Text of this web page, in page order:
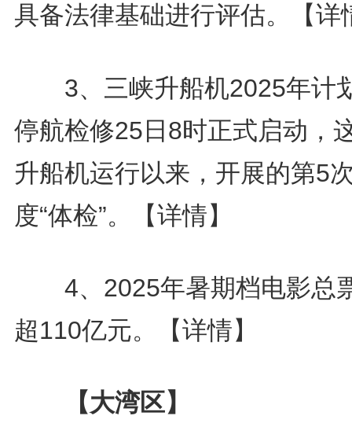
具备法律基础进行评估。
【
3、三峡升船机2025年计
停航检修25日8时正式启动，
升船机运行以来，开展的第5
度“体检”。
【详情】
4、2025年暑期档电影总
超110亿元。
【详情】
【大湾区】